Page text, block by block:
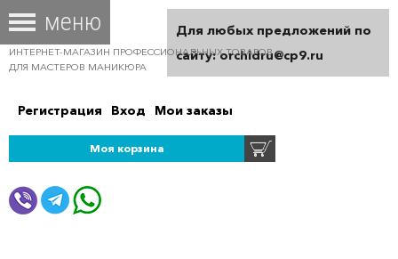
ИНТЕРНЕТ-МАГАЗИН ПРОФЕССИОНАЛЬНЫХ ТОВАРОВ
ДЛЯ МАСТЕРОВ МАНИКЮРА
Регистрация Вход Мои заказы
Моя корзина
Для любых предложений по
сайту: orchidru@cp9.ru